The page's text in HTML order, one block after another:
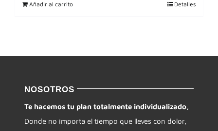
Añadir al carrito Detalles
NOSOTROS
Te hacemos tu plan totalmente individualizado,
Donde no importa el tiempo que lleves con dolor,